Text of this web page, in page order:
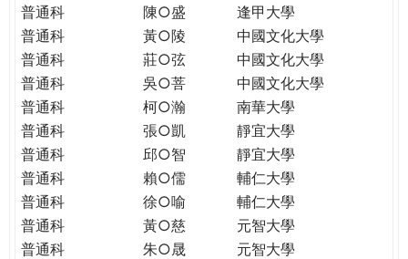
普通科
陳○盛
逢甲大學
普通科
黃○陵
中國文化大學
普通科
莊○弦
中國文化大學
普通科
吳○菩
中國文化大學
普通科
柯○瀚
南華大學
普通科
張○凱
靜宜大學
普通科
邱○智
靜宜大學
普通科
賴○儒
輔仁大學
普通科
徐○喻
輔仁大學
普通科
黃○慈
元智大學
普通科
朱○晟
元智大學